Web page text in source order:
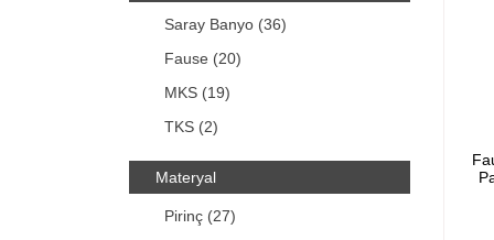
Saray Banyo (36)
Fause (20)
MKS (19)
TKS (2)
Materyal
Pirinç (27)